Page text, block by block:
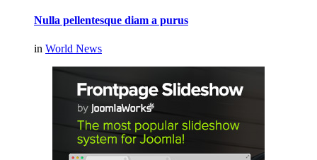
Nulla pellentesque diam a purus
in World News